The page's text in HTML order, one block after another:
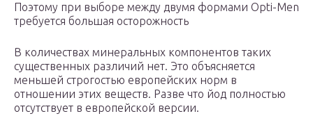
Поэтому при выборе между двумя формами Opti-Men
требуется большая осторожность
В количествах минеральных компонентов таких
существенных различий нет. Это объясняется
меньшей строгостью европейских норм в
отношении этих веществ. Разве что йод полностью
отсутствует в европейской версии.